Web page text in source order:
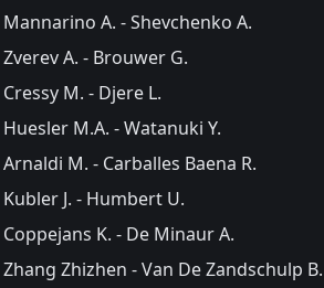
Mannarino A. - Shevchenko A.
Zverev A. - Brouwer G.
Cressy M. - Djere L.
Huesler M.A. - Watanuki Y.
Arnaldi M. - Carballes Baena R.
Kubler J. - Humbert U.
Coppejans K. - De Minaur A.
Zhang Zhizhen - Van De Zandschulp B.